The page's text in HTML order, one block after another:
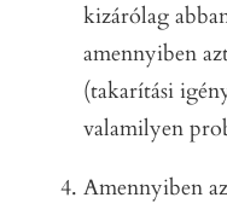
kizárólag
amennyiben
(takarítási
valamilyen
Amennyiben